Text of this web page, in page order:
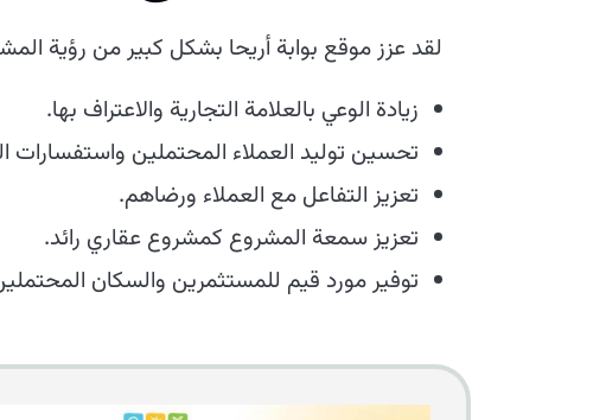
لقد عزز موقع بوابة أريحا بشكل كبير من رؤية
زيادة الوعي بالعلامة التجارية والاعتراف بها.
تحسين توليد العملاء المحتملين واستفسارات
تعزيز التفاعل مع العملاء ورضاهم.
تعزيز سمعة المشروع كمشروع عقاري رائد.
توفير مورد قيم للمستثمرين والسكان